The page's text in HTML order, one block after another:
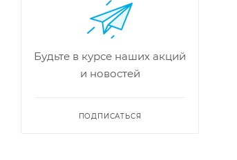
Будьте в курсе наших акций
и новостей
ПОДПИСАТЬСЯ